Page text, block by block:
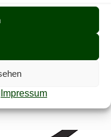
Impressum
0